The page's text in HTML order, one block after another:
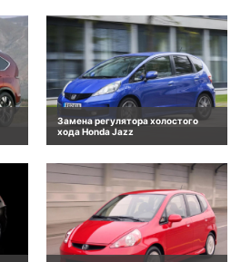
Замена регулятора холостого
хода Honda Jazz